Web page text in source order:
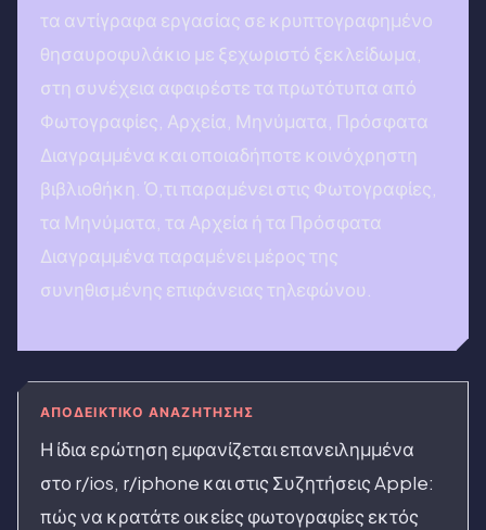
τα αντίγραφα εργασίας σε κρυπτογραφημένο
θησαυροφυλάκιο με ξεχωριστό ξεκλείδωμα,
στη συνέχεια αφαιρέστε τα πρωτότυπα από
Φωτογραφίες, Αρχεία, Μηνύματα, Πρόσφατα
Διαγραμμένα και οποιαδήποτε κοινόχρηστη
βιβλιοθήκη. Ό,τι παραμένει στις Φωτογραφίες,
τα Μηνύματα, τα Αρχεία ή τα Πρόσφατα
Διαγραμμένα παραμένει μέρος της
συνηθισμένης επιφάνειας τηλεφώνου.
ΑΠΟΔΕΙΚΤΙΚΌ ΑΝΑΖΉΤΗΣΗΣ
Η ίδια ερώτηση εμφανίζεται επανειλημμένα
στο r/ios, r/iphone και στις Συζητήσεις Apple:
πώς να κρατάτε οικείες φωτογραφίες εκτός